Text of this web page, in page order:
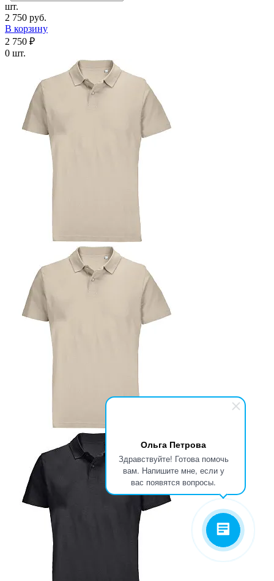
Ольга Петрова
Здравствуйте! Готова помочь
вам. Напишите мне, если у
вас появятся вопросы.
шт.
2 750 руб.
В корзину
2 750 ₽
0 шт.